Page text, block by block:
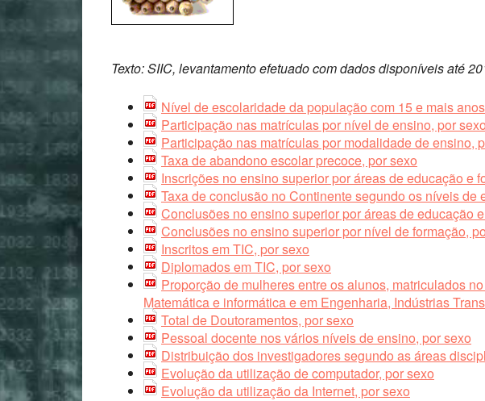
Texto: SIIC, levantamento efetuado com dados disponíveis até
Nível de escolaridade da população com 15 e mais
Participação nas matrículas por nível de ensino, por sexo
Participação nas matrículas por modalidade de ensino,
Taxa de abandono escolar precoce, por sexo
Inscrições no ensino superior por áreas de educação e
Taxa de conclusão no Continente segundo os níveis de
Conclusões no ensino superior por áreas de educação
Conclusões no ensino superior por nível de formação,
Inscritos em TIC, por sexo
Diplomados em TIC, por sexo
Proporção de mulheres entre os alunos, matriculados
Matemática e informática e em Engenharia, Indústrias
Total de Doutoramentos, por sexo
Pessoal docente nos vários níveis de ensino, por sexo
Distribuição dos investigadores segundo as áreas
Evolução da utilização de computador, por sexo
Evolução da utilização da Internet, por sexo